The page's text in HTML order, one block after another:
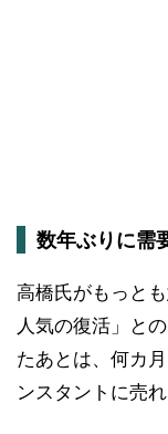
数年ぶりに需
高橋氏がもっと
人気の復活」と
たあとは、何カ
ンスタントに売